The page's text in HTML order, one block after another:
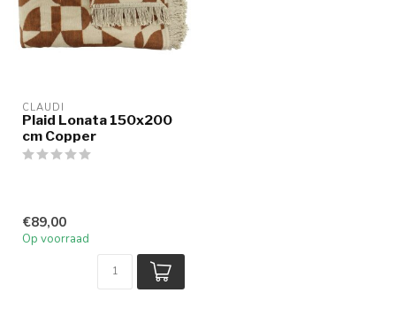
CLAUDI
Plaid Lonata 150x200
cm Copper
€89,00
Op voorraad